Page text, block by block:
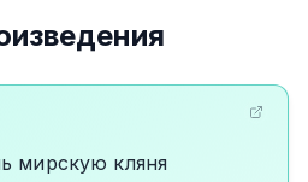
мирскую кляня